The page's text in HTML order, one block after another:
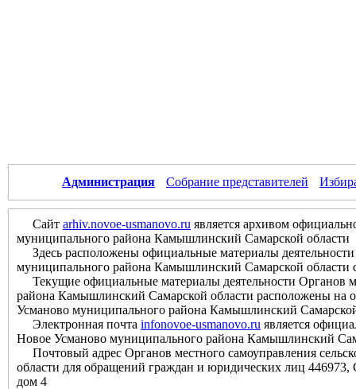
Администрация Собрание представителей
Сайт arhiv.novoe-usmanovo.ru является архивом
муниципального района Камышлинский Самарской области
Здесь расположены официальные материалы
муниципального района Камышлинский Самарской области
Текущие официальные материалы деятельности Органов
района Камышлинский Самарской области расположены на
Усманово муниципального района Камышлинский
Электронная почта infonovoe-usmanovo.ru является
Новое Усманово муниципального района Камышлинский
Почтовый адрес Органов местного самоуправления
области для обращений граждан и юридических лиц
дом 4